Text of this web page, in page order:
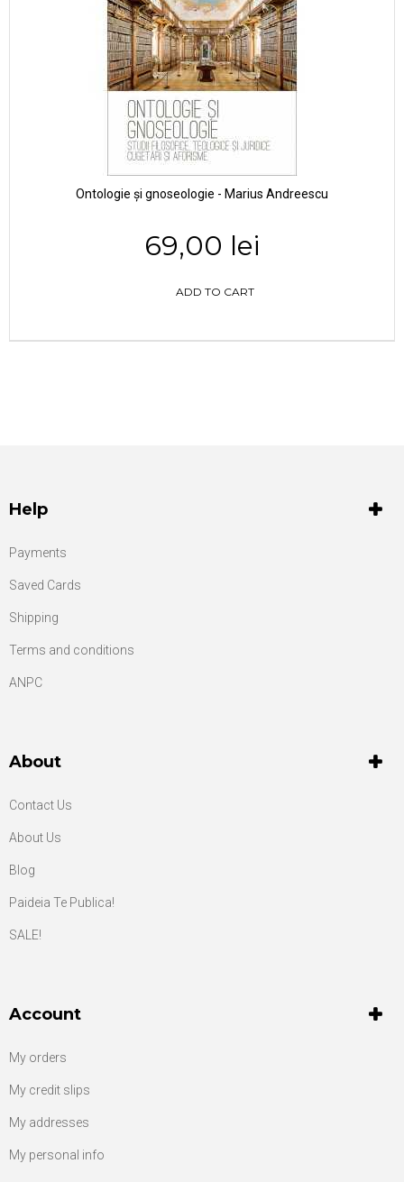
Ontologie și gnoseologie - Marius Andreescu
69,00 lei
ADD TO CART
Help
Payments
Saved Cards
Shipping
Terms and conditions
ANPC
About
Contact Us
About Us
Blog
Paideia Te Publica!
SALE!
Account
My orders
My credit slips
My addresses
My personal info